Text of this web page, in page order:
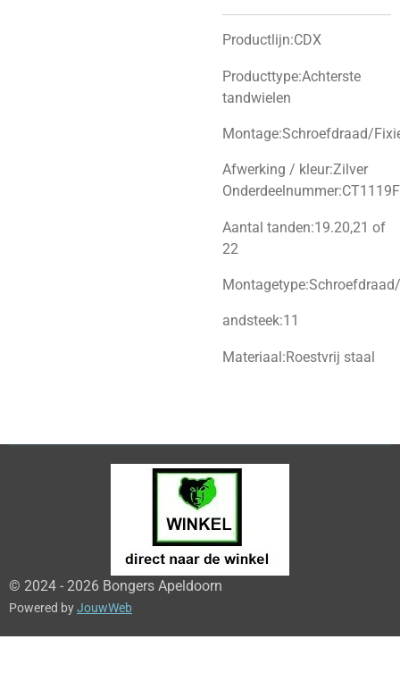
Productlijn:CDX
Producttype:Achterste
tandwielen
Montage:Schroefdraad/
Afwerking / kleur:Zilver
Aantal tanden:19.20,21 of
22
andsteek:11
Materiaal:Roestvrij staal
© 2024 - 2026 Bongers Apeldoorn
Powered byJouwWeb